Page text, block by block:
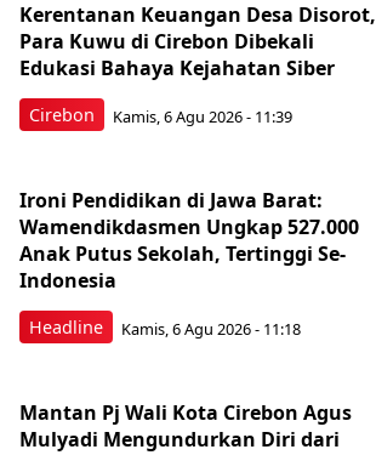
Cirebon
Kerentanan Keuangan Desa Disorot,
Para Kuwu di Cirebon Dibekali
Edukasi Bahaya Kejahatan Siber
Kamis, 6 Agu 2026 - 11:39
Headline
Ironi Pendidikan di Jawa Barat:
Wamendikdasmen Ungkap 527.000
Anak Putus Sekolah, Tertinggi Se-
Indonesia
Kamis, 6 Agu 2026 - 11:18
Mantan Pj Wali Kota Cirebon Agus
Mulyadi Mengundurkan Diri dari